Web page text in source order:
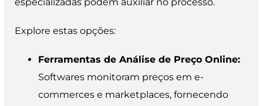
Explore estas opções:
Ferramentas de Análise de Preço Online:
Softwares monitoram preços em e-
commerces e marketplaces, fornecendo